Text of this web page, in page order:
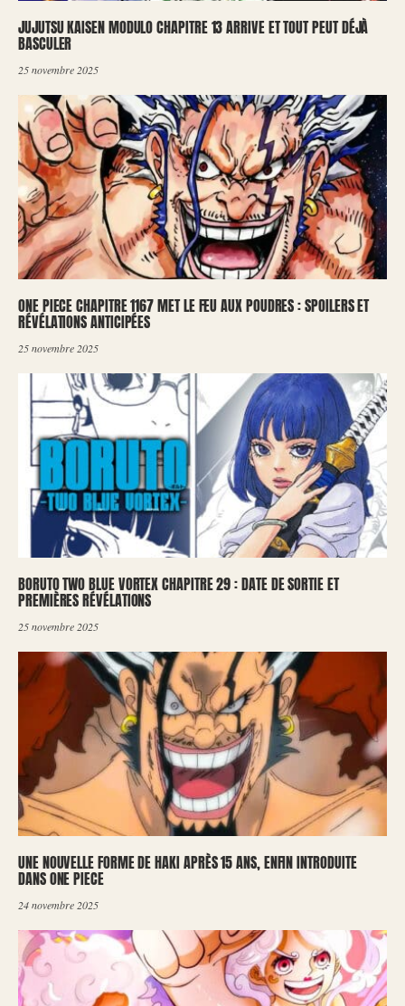
JUJUTSU KAISEN MODULO CHAPITRE 13 ARRIVE ET TOUT PEUT DÉJÀ
BASCULER
25 novembre 2025
ONE PIECE CHAPITRE 1167 MET LE FEU AUX POUDRES : SPOILERS ET
RÉVÉLATIONS ANTICIPÉES
25 novembre 2025
BORUTO TWO BLUE VORTEX CHAPITRE 29 : DATE DE SORTIE ET
PREMIÈRES RÉVÉLATIONS
25 novembre 2025
UNE NOUVELLE FORME DE HAKI APRÈS 15 ANS, ENFIN INTRODUITE
DANS ONE PIECE
24 novembre 2025